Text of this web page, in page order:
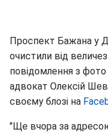
Проспект Бажана у
очистили від
повідомлення з
адвокат Олексій
своєму блозі на
"Ще вчора за